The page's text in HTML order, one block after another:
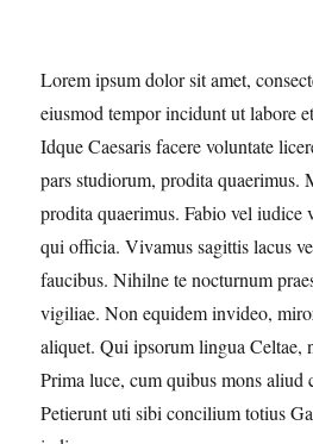
Lorem ipsum dolor sit amet,
eiusmod tempor incidunt ut labore
Idque Caesaris facere voluntate
pars studiorum, prodita quaerimus.
prodita quaerimus. Fabio vel iudice
qui officia. Vivamus sagittis lacus
faucibus. Nihilne te nocturnum
vigiliae. Non equidem invideo,
aliquet. Qui ipsorum lingua Celtae,
Prima luce, cum quibus mons aliud
Petierunt uti sibi concilium totius